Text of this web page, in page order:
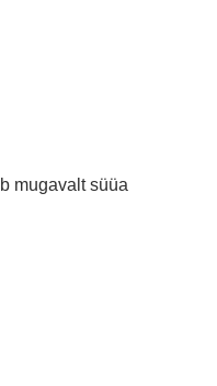
mugavalt süüa